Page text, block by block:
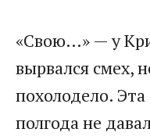
«Свою…» — у
вырвался смех,
похолодело. Эта
полгода не